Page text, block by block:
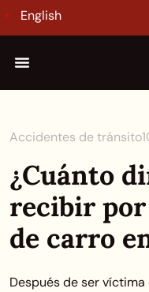
English
Accidentes de tránsito
¿Cuánto
recibir
de carro
Después de ser